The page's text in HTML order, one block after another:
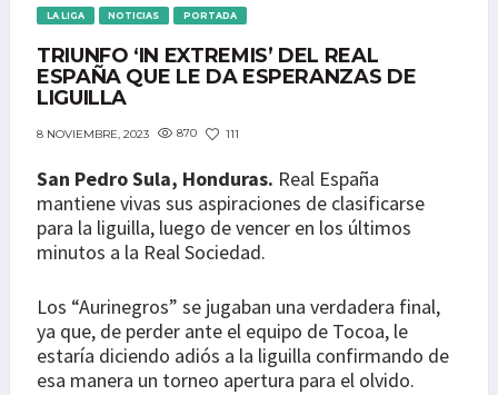
LA LIGA NOTICIAS PORTADA
TRIUNFO ‘IN EXTREMIS’ DEL REAL
ESPAÑA QUE LE DA ESPERANZAS DE
LIGUILLA
8 NOVIEMBRE, 2023 870 111
San Pedro Sula, Honduras. Real España
mantiene vivas sus aspiraciones de clasificarse
para la liguilla, luego de vencer en los últimos
minutos a la Real Sociedad.
Los “Aurinegros” se jugaban una verdadera final,
ya que, de perder ante el equipo de Tocoa, le
estaría diciendo adiós a la liguilla confirmando de
esa manera un torneo apertura para el olvido.